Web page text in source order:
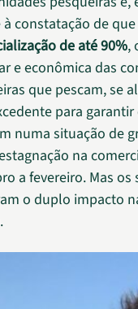
constatação de
de até 90%,
e econômica das
que pescam, se
para
numa situação de
na
a fevereiro. Mas os
o duplo impacto